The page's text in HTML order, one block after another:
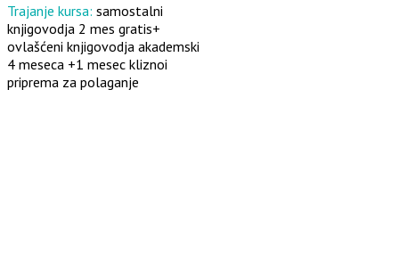
Trajanje kursa: samostalni
knjigovodja 2 mes gratis+
ovlašćeni knjigovodja akademski
4 meseca +1 mesec kliznoi
priprema za polaganje